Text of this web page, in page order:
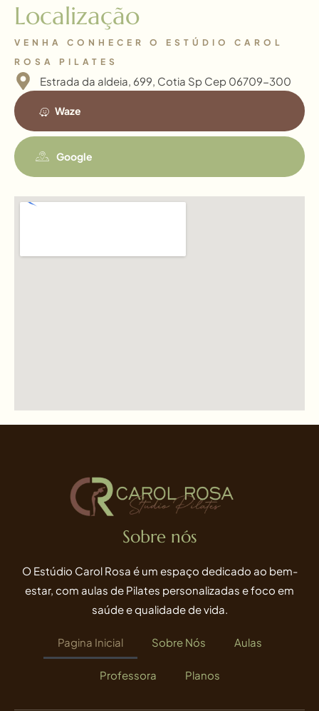
Localização
VENHA CONHECER O ESTÚDIO CAROL
ROSA PILATES
Estrada da aldeia, 699, Cotia Sp Cep 06709-300
Waze
Google
Sobre nós
O Estúdio Carol Rosa é um espaço dedicado ao bem-
estar, com aulas de Pilates personalizadas e foco em
saúde e qualidade de vida.
Pagina Inicial Sobre Nós Aulas
Professora Planos